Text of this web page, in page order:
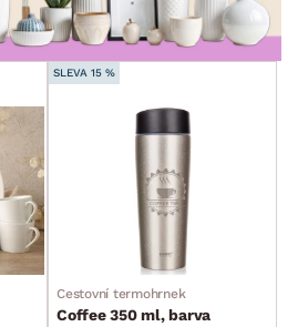
cm max.
cm max.
min. cm max.
SLEVA 15 %
Cestovní termohrnek
Coffee 350 ml, barva